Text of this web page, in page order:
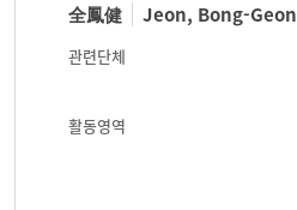
全鳳健 Jeon, Bong-Geon
관련단체
활동영역